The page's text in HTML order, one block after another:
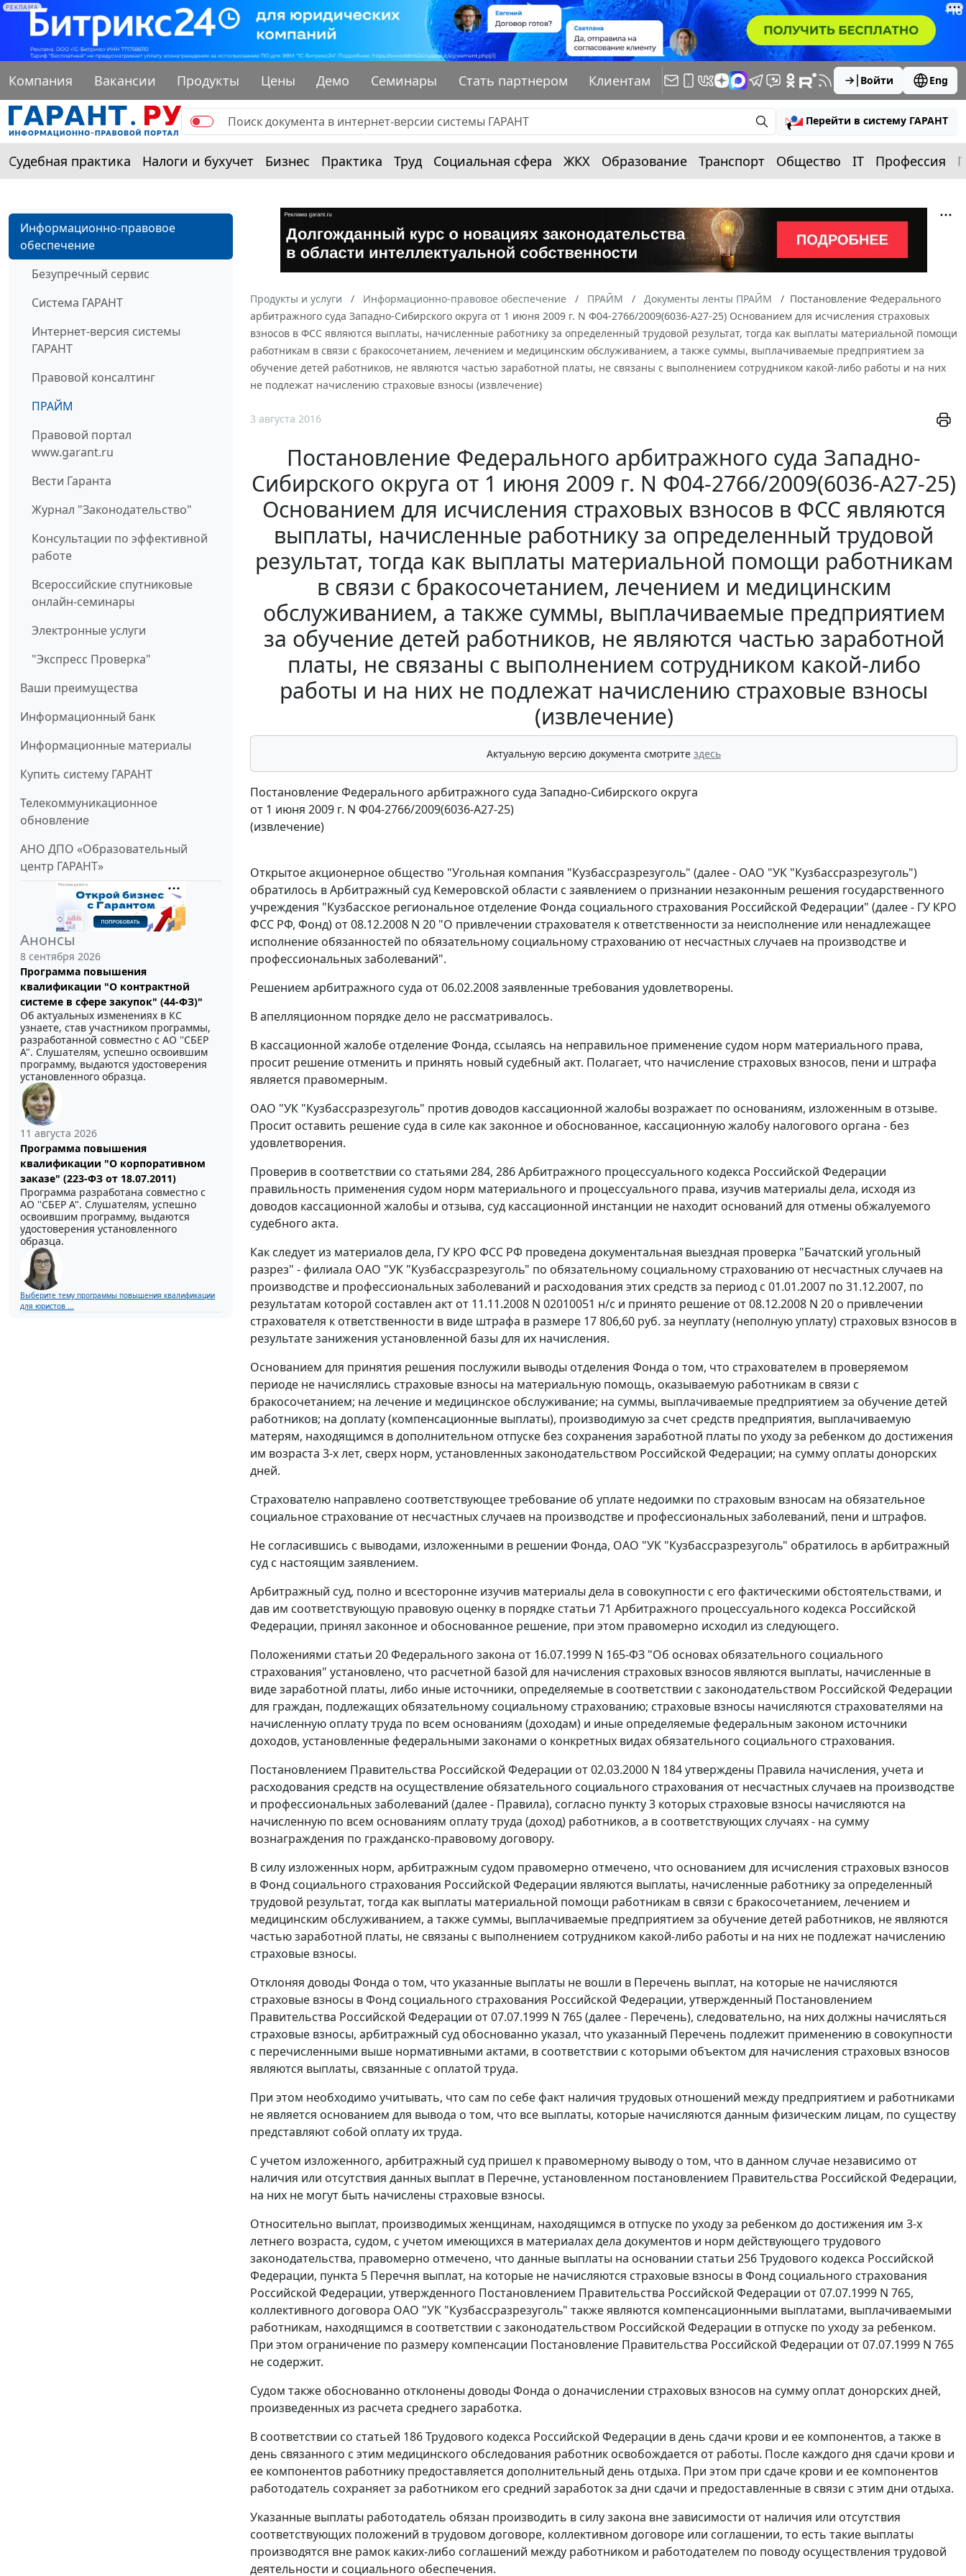
РЕКЛАМА
Компания Вакансии Продукты Цены Демо Семинары Стать партнером Клиентам Войти Eng
Перейти в систему ГАРАНТ
Судебная практика Налоги и бухучет Бизнес Практика Труд Социальная сфера ЖКХ Образование Транспорт Общество IT Профессия
Информационно-правовое
обеспечение
Безупречный сервис
Система ГАРАНТ
Интернет-версия системы
ГАРАНТ
Правовой консалтинг
ПРАЙМ
Правовой портал
www.garant.ru
Вести Гаранта
Журнал "Законодательство"
Консультации по эффективной
работе
Всероссийские спутниковые
онлайн-семинары
Электронные услуги
"Экспресс Проверка"
Ваши преимущества
Информационный банк
Информационные материалы
Купить систему ГАРАНТ
Телекоммуникационное
обновление
АНО ДПО «Образовательный
центр ГАРАНТ»
Анонсы
8 сентября 2026
Программа повышения
квалификации "О контрактной
системе в сфере закупок" (44-ФЗ)"
Об актуальных изменениях в КС
узнаете, став участником программы,
разработанной совместно с АО ''СБЕР
А". Слушателям, успешно освоившим
программу, выдаются удостоверения
установленного образца.
11 августа 2026
Программа повышения
квалификации "О корпоративном
заказе" (223-ФЗ от 18.07.2011)
Программа разработана совместно с
АО ''СБЕР А". Слушателям, успешно
освоившим программу, выдаются
удостоверения установленного
образца.
Выберите тему программы повышения квалификации
для юристов ...
Продукты и услуги Информационно-правовое обеспечение ПРАЙМ Документы ленты ПРАЙМ
Постановление Федерального
арбитражного суда Западно-Сибирского округа от 1 июня 2009 г. N Ф04-2766/2009(6036-А27-25) Основанием для исчисления страховых
взносов в ФСС являются выплаты, начисленные работнику за определенный трудовой результат, тогда как выплаты материальной помощи
работникам в связи с бракосочетанием, лечением и медицинским обслуживанием, а также суммы, выплачиваемые предприятием за
обучение детей работников, не являются частью заработной платы, не связаны с выполнением сотрудником какой-либо работы и на них
не подлежат начислению страховые взносы (извлечение)
3 августа 2016
Постановление Федерального арбитражного суда Западно-
Сибирского округа от 1 июня 2009 г. N Ф04-2766/2009(6036-А27-25)
Основанием для исчисления страховых взносов в ФСС являются
выплаты, начисленные работнику за определенный трудовой
результат, тогда как выплаты материальной помощи работникам
в связи с бракосочетанием, лечением и медицинским
обслуживанием, а также суммы, выплачиваемые предприятием
за обучение детей работников, не являются частью заработной
платы, не связаны с выполнением сотрудником какой-либо
работы и на них не подлежат начислению страховые взносы
(извлечение)
Актуальную версию документа смотрите здесь
Постановление Федерального арбитражного суда Западно-Сибирского округа
от 1 июня 2009 г. N Ф04-2766/2009(6036-А27-25)
(извлечение)
Открытое акционерное общество "Угольная компания "Кузбассразрезуголь" (далее - ОАО "УК "Кузбассразрезуголь")
обратилось в Арбитражный суд Кемеровской области с заявлением о признании незаконным решения государственного
учреждения "Кузбасское региональное отделение Фонда социального страхования Российской Федерации" (далее - ГУ КРО
ФСС РФ, Фонд) от 08.12.2008 N 20 "О привлечении страхователя к ответственности за неисполнение или ненадлежащее
исполнение обязанностей по обязательному социальному страхованию от несчастных случаев на производстве и
профессиональных заболеваний".
Решением арбитражного суда от 06.02.2008 заявленные требования удовлетворены.
В апелляционном порядке дело не рассматривалось.
В кассационной жалобе отделение Фонда, ссылаясь на неправильное применение судом норм материального права,
просит решение отменить и принять новый судебный акт. Полагает, что начисление страховых взносов, пени и штрафа
является правомерным.
ОАО "УК "Кузбассразрезуголь" против доводов кассационной жалобы возражает по основаниям, изложенным в отзыве.
Просит оставить решение суда в силе как законное и обоснованное, кассационную жалобу налогового органа - без
удовлетворения.
Проверив в соответствии со статьями 284, 286Арбитражного процессуального кодекса Российской Федерации
правильность применения судом норм материального и процессуального права, изучив материалы дела, исходя из
доводов кассационной жалобы и отзыва, суд кассационной инстанции не находит оснований для отмены обжалуемого
судебного акта.
Как следует из материалов дела, ГУ КРО ФСС РФ проведена документальная выездная проверка "Бачатский угольный
разрез" - филиала ОАО "УК "Кузбассразрезуголь" по обязательному социальному страхованию от несчастных случаев на
производстве и профессиональных заболеваний и расходования этих средств за период с 01.01.2007 по 31.12.2007, по
результатам которой составлен акт от 11.11.2008 N 02010051 н/с и принято решение от 08.12.2008 N 20 о привлечении
страхователя к ответственности в виде штрафа в размере 17 806,60 руб. за неуплату (неполную уплату) страховых взносов в
результате занижения установленной базы для их начисления.
Основанием для принятия решения послужили выводы отделения Фонда о том, что страхователем в проверяемом
периоде не начислялись страховые взносы на материальную помощь, оказываемую работникам в связи с
бракосочетанием; на лечение и медицинское обслуживание; на суммы, выплачиваемые предприятием за обучение детей
работников; на доплату (компенсационные выплаты), производимую за счет средств предприятия, выплачиваемую
матерям, находящимся в дополнительном отпуске без сохранения заработной платы по уходу за ребенком до достижения
им возраста 3-х лет, сверх норм, установленных законодательством Российской Федерации; на сумму оплаты донорских
дней.
Страхователю направлено соответствующее требование об уплате недоимки по страховым взносам на обязательное
социальное страхование от несчастных случаев на производстве и профессиональных заболеваний, пени и штрафов.
Не согласившись с выводами, изложенными в решении Фонда, ОАО "УК "Кузбассразрезуголь" обратилось в арбитражный
суд с настоящим заявлением.
Арбитражный суд, полно и всесторонне изучив материалы дела в совокупности с его фактическими обстоятельствами, и
дав им соответствующую правовую оценку в порядке статьи 71 Арбитражного процессуального кодекса Российской
Федерации, принял законное и обоснованное решение, при этом правомерно исходил из следующего.
Положениями статьи 20Федерального закона от 16.07.1999 N 165-ФЗ "Об основах обязательного социального
страхования" установлено, что расчетной базой для начисления страховых взносов являются выплаты, начисленные в
виде заработной платы, либо иные источники, определяемые в соответствии с законодательством Российской Федерации
для граждан, подлежащих обязательному социальному страхованию; страховые взносы начисляются страхователями на
начисленную оплату труда по всем основаниям (доходам) и иные определяемые федеральным законом источники
доходов, установленные федеральными законами о конкретных видах обязательного социального страхования.
Постановлением Правительства Российской Федерации от 02.03.2000 N 184 утверждены Правила начисления, учета и
расходования средств на осуществление обязательного социального страхования от несчастных случаев на производстве
и профессиональных заболеваний (далее - Правила), согласно пункту 3 которых страховые взносы начисляются на
начисленную по всем основаниям оплату труда (доход) работников, а в соответствующих случаях - на сумму
вознаграждения по гражданско-правовому договору.
В силу изложенных норм, арбитражным судом правомерно отмечено, что основанием для исчисления страховых взносов
в Фонд социального страхования Российской Федерации являются выплаты, начисленные работнику за определенный
трудовой результат, тогда как выплаты материальной помощи работникам в связи с бракосочетанием, лечением и
медицинским обслуживанием, а также суммы, выплачиваемые предприятием за обучение детей работников, не являются
частью заработной платы, не связаны с выполнением сотрудником какой-либо работы и на них не подлежат начислению
страховые взносы.
Отклоняя доводы Фонда о том, что указанные выплаты не вошли в Перечень выплат, на которые не начисляются
страховые взносы в Фонд социального страхования Российской Федерации, утвержденный Постановлением
Правительства Российской Федерации от 07.07.1999 N 765 (далее - Перечень), следовательно, на них должны начисляться
страховые взносы, арбитражный суд обоснованно указал, что указанный Перечень подлежит применению в совокупности
с перечисленными выше нормативными актами, в соответствии с которыми объектом для начисления страховых взносов
являются выплаты, связанные с оплатой труда.
При этом необходимо учитывать, что сам по себе факт наличия трудовых отношений между предприятием и работниками
не является основанием для вывода о том, что все выплаты, которые начисляются данным физическим лицам, по существу
представляют собой оплату их труда.
С учетом изложенного, арбитражный суд пришел к правомерному выводу о том, что в данном случае независимо от
наличия или отсутствия данных выплат в Перечне, установленном постановлением Правительства Российской Федерации,
на них не могут быть начислены страховые взносы.
Относительно выплат, производимых женщинам, находящимся в отпуске по уходу за ребенком до достижения им 3-х
летнего возраста, судом, с учетом имеющихся в материалах дела документов и норм действующего трудового
законодательства, правомерно отмечено, что данные выплаты на основании статьи 256Трудового кодекса Российской
Федерации, пункта 5 Перечня выплат, на которые не начисляются страховые взносы в Фонд социального страхования
Российской Федерации, утвержденного Постановлением Правительства Российской Федерации от 07.07.1999 N 765,
коллективного договора ОАО "УК "Кузбассразрезуголь" также являются компенсационными выплатами, выплачиваемыми
работникам, находящимся в соответствии с законодательством Российской Федерации в отпуске по уходу за ребенком.
При этом ограничение по размеру компенсации Постановление Правительства Российской Федерации от 07.07.1999 N 765
не содержит.
Судом также обоснованно отклонены доводы Фонда о доначислении страховых взносов на сумму оплат донорских дней,
произведенных из расчета среднего заработка.
В соответствии со статьей 186Трудового кодекса Российской Федерации в день сдачи крови и ее компонентов, а также в
день связанного с этим медицинского обследования работник освобождается от работы. После каждого дня сдачи крови и
ее компонентов работнику предоставляется дополнительный день отдыха. При этом при сдаче крови и ее компонентов
работодатель сохраняет за работником его средний заработок за дни сдачи и предоставленные в связи с этим дни отдыха.
Указанные выплаты работодатель обязан производить в силу закона вне зависимости от наличия или отсутствия
соответствующих положений в трудовом договоре, коллективном договоре или соглашении, то есть такие выплаты
производятся вне рамок каких-либо соглашений между работником и работодателем по поводу осуществления трудовой
деятельности и социального обеспечения.